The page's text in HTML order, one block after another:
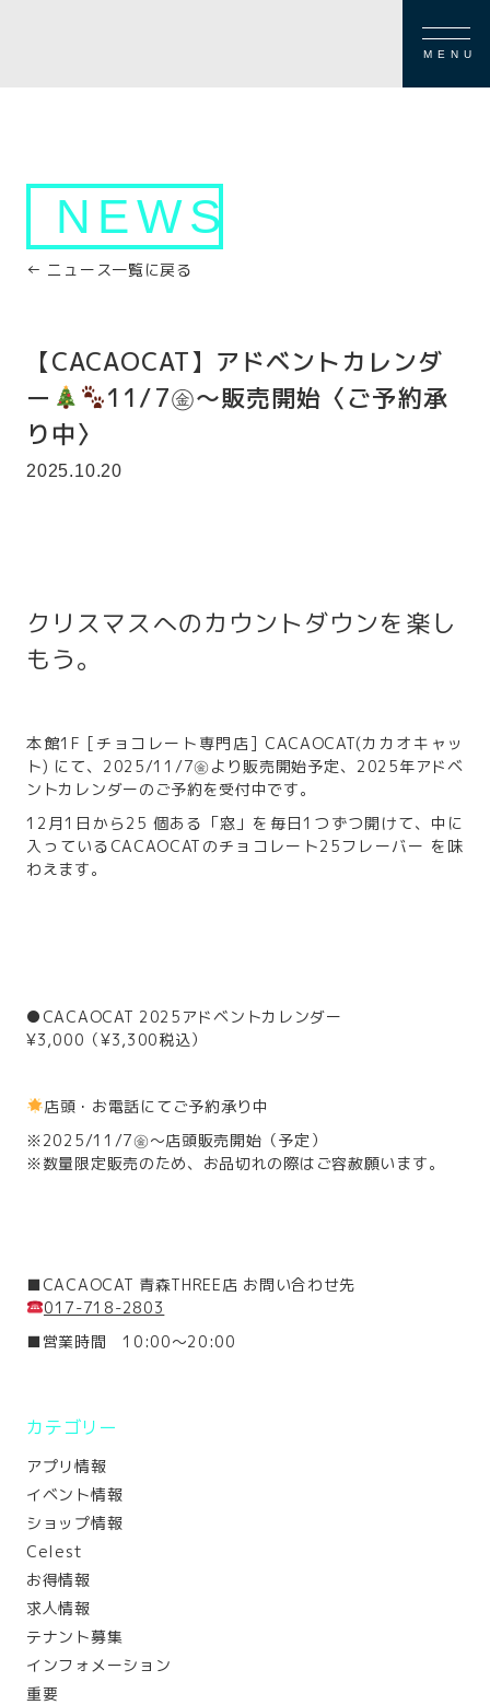
MENU
NEWS
← ニュース一覧に戻る
【CACAOCAT】アドベントカレンダ
ー
11/7㊎～販売開始〈ご予約承
り中〉
2025.10.20
クリスマスへのカウントダウンを楽し
もう。
本館1F [チョコレート専門店] CACAOCAT(カカオキャッ
ト) にて、2025/11/7㊎より販売開始予定、2025年アドベ
ントカレンダーのご予約を受付中です。
12月1日から25 個ある「窓」を毎日1つずつ開けて、中に
入っているCACAOCATのチョコレート25フレーバー を味
わえます。
●CACAOCAT 2025アドベントカレンダー
¥3,000（¥3,300税込）
店頭・お電話にてご予約承り中
※2025/11/7㊎～店頭販売開始（予定）
※数量限定販売のため、お品切れの際はご容赦願います。
■CACAOCAT 青森THREE店 お問い合わせ先
017-718-2803
■営業時間 10:00～20:00
カテゴリー
アプリ情報
イベント情報
ショップ情報
Celest
お得情報
求人情報
テナント募集
インフォメーション
重要